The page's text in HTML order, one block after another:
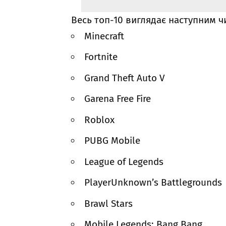
Весь топ-10 виглядає наступним
Minecraft
Fortnite
Grand Theft Auto V
Garena Free Fire
Roblox
PUBG Mobile
League of Legends
PlayerUnknown’s Battlegrounds
Brawl Stars